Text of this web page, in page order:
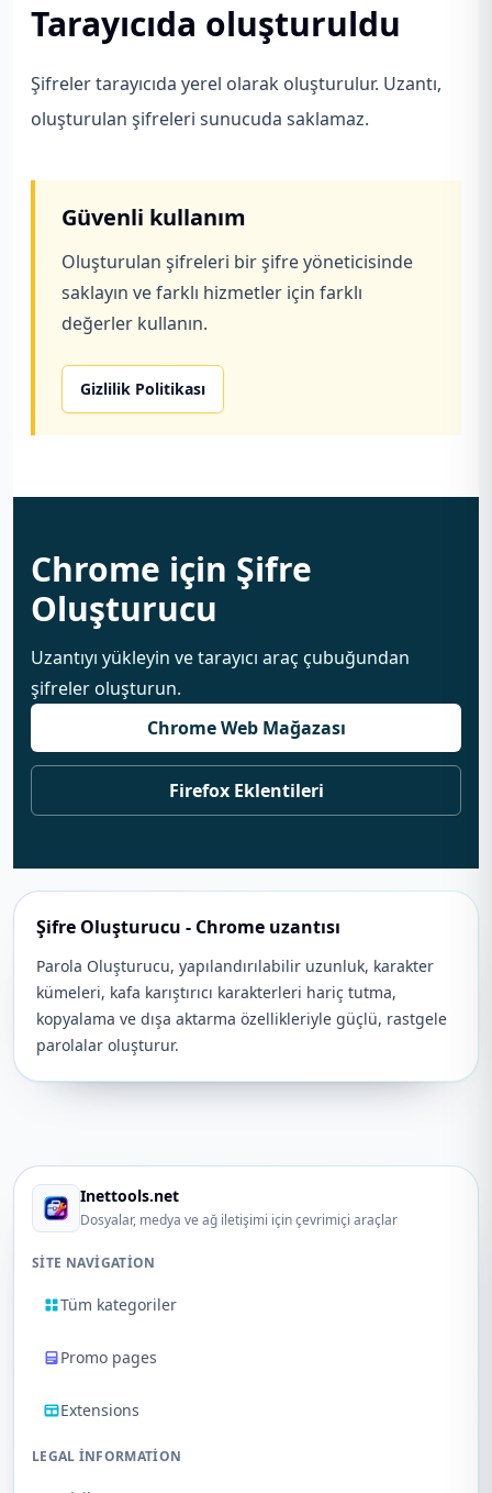
Tarayıcıda oluşturuldu
Şifreler tarayıcıda yerel olarak oluşturulur. Uzantı,
oluşturulan şifreleri sunucuda saklamaz.
Güvenli kullanım
Oluşturulan şifreleri bir şifre yöneticisinde
saklayın ve farklı hizmetler için farklı
değerler kullanın.
Gizlilik Politikası
Chrome için Şifre
Oluşturucu
Uzantıyı yükleyin ve tarayıcı araç çubuğundan
şifreler oluşturun.
Chrome Web Mağazası
Firefox Eklentileri
Şifre Oluşturucu - Chrome uzantısı
Parola Oluşturucu, yapılandırılabilir uzunluk, karakter
kümeleri, kafa karıştırıcı karakterleri hariç tutma,
kopyalama ve dışa aktarma özellikleriyle güçlü, rastgele
parolalar oluşturur.
Inettools.net
Dosyalar, medya ve ağ iletişimi için çevrimiçi araçlar
SITE NAVIGATION
Tüm kategoriler
Promo pages
Extensions
LEGAL INFORMATION